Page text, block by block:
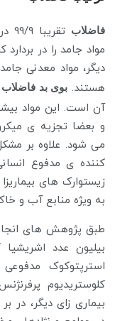
فاضلاب
مواد جامد را در
دیگر، مواد معدنی
هستند. بوی بد فاضلاب
آن است. این مواد
و بعضا تجزیه ی
می شود. علاوه بر
کننده ی مدفوع
زیستوارک های
به ویژه منابع آب و
طبق پژوهش های
بیلیون عدد
استرپتوکوک
کلوستریدیوم
بیماری زای دیگر، در